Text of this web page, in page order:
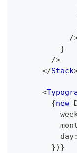
/
}
/>
</Stack
<
{new
          day
:
}) }